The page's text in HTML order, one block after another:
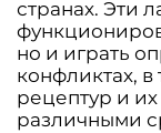
странах. Эти
но и играть
конфликтах,
рецептур и
различными